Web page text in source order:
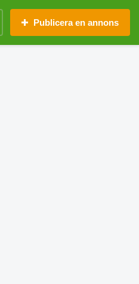
Publicera en annons